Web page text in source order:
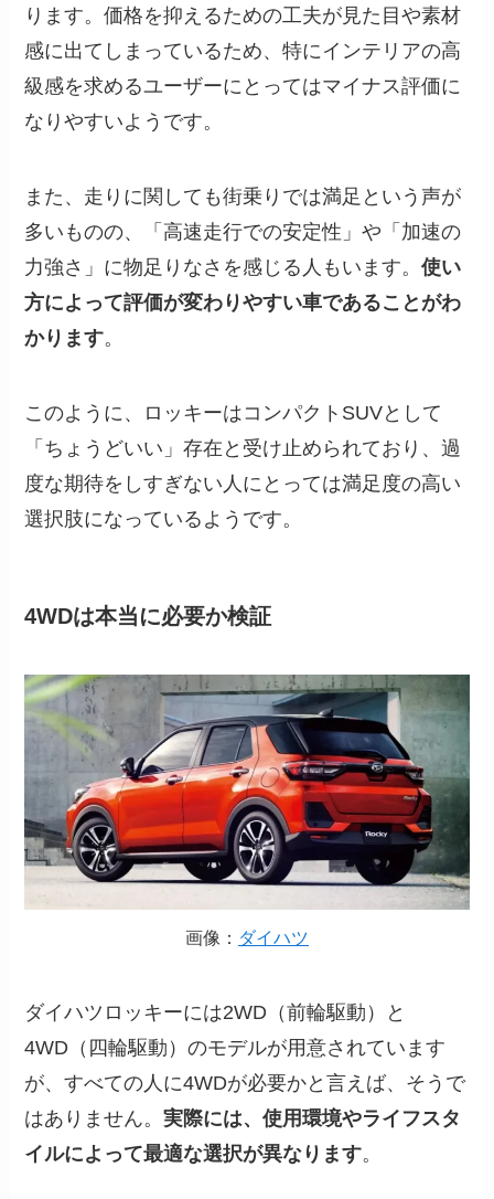
ります。価格を抑えるための工夫が見た目や素材
感に出てしまっているため、特にインテリアの高
級感を求めるユーザーにとってはマイナス評価に
なりやすいようです。
また、走りに関しても街乗りでは満足という声が
多いものの、「高速走行での安定性」や「加速の
力強さ」に物足りなさを感じる人もいます。使い
方によって評価が変わりやすい車であることがわ
かります。
このように、ロッキーはコンパクトSUVとして
「ちょうどいい」存在と受け止められており、過
度な期待をしすぎない人にとっては満足度の高い
選択肢になっているようです。
4WDは本当に必要か検証
画像： ダイハツ
ダイハツロッキーには2WD（前輪駆動）と
4WD（四輪駆動）のモデルが用意されています
が、すべての人に4WDが必要かと言えば、そうで
はありません。実際には、使用環境やライフスタ
イルによって最適な選択が異なります。